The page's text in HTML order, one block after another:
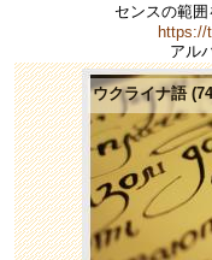
センスの範囲
https://
アル
ウクライナ語